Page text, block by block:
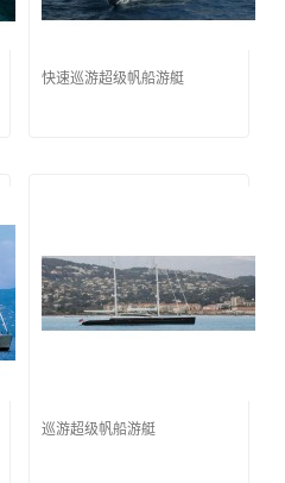
快速巡游超级帆船游艇
巡游超级帆船游艇